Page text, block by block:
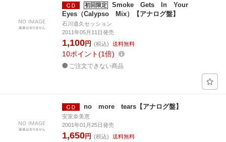
初回限定
Smoke Gets In Your
Eyes（Calypso Mix）【アナログ盤】
石川道久セッション
2011年05月11日発売
1,100円 (税込) 送料無料
10ポイント 1倍
ご注文できない商品
no more tears【アナログ盤】
安室奈美恵
2001年01月25日発売
1,650円 (税込) 送料無料